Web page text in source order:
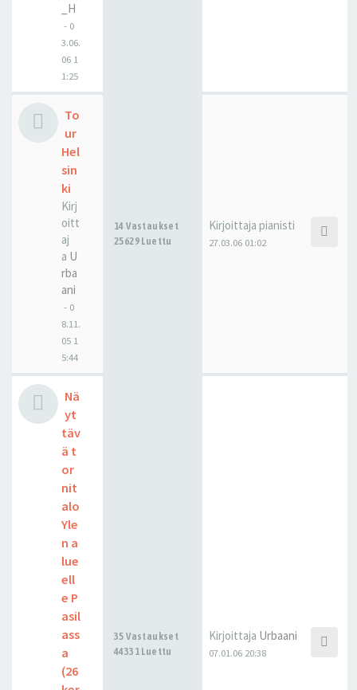
_H
- 0
3.06.
06 1
1:25
To
ur
Hel
sin
ki
Kirj
oitt
aj
a U
rba
ani
- 0
8.11.
05 1
5:44
14 Vastaukset
25629 Luettu
Kirjoittaja pianisti
27.03.06 01:02
Nä
yt
täv
ä t
or
nit
alo
Yle
n a
lue
ell
e P
asil
ass
a
(26
35 Vastaukset
44331 Luettu
Kirjoittaja Urbaani
07.01.06 20:38